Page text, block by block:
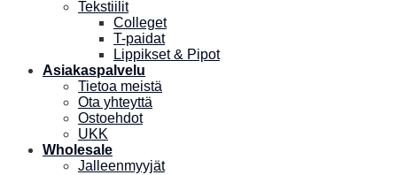
Tekstiilit
Colleget
T-paidat
Lippikset & Pipot
Asiakaspalvelu
Tietoa meistä
Ota yhteyttä
Ostoehdot
UKK
Wholesale
Jalleenmyyjät